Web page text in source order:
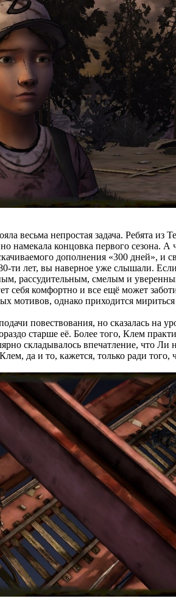
весьма непростая задача. Ребята из
концовка первого сезона. А
дополнения «300 дней»,
ти лет, вы наверное уже слышали.
рассудительным, смелым и
себя комфортно и все ещё может
мотивов, однако приходится
повествования, но сказалась на
старше её. Более того, Клем
складывалось впечатление, что
да и то, кажется, только ради